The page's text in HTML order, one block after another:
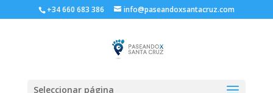
+34 660 683 386 info@paseandoxsantacruz.com
Seleccionar página